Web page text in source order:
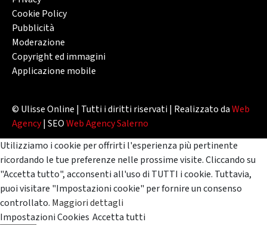
Cookie Policy
Pubblicità
Moderazione
Copyright ed immagini
Applicazione mobile
© Ulisse Online | Tutti i diritti riservati | Realizzato daWeb
Agency| SEOWeb Agency Salerno
Utilizziamo i cookie per offrirti l'esperienza più pertinente
ricordando le tue preferenze nelle prossime visite. Cliccando su
"Accetta tutto", acconsenti all'uso di TUTTI i cookie. Tuttavia,
puoi visitare "Impostazioni cookie" per fornire un consenso
controllato. Maggiori dettagli
Impostazioni Cookies Accetta tutti